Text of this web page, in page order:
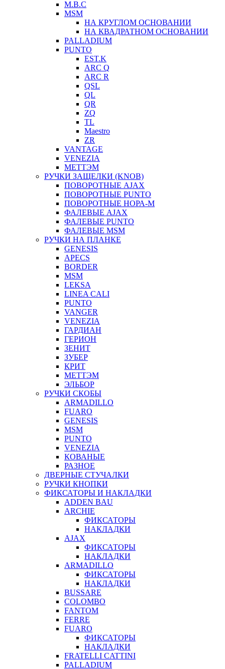
M.B.C
MSM
НА КРУГЛОМ ОСНОВАНИИ
НА КВАДРАТНОМ ОСНОВАНИИ
PALLADIUM
PUNTO
EST.K
ARC Q
ARC R
QSL
QL
QR
ZQ
TL
Maestro
ZR
VANTAGE
VENEZIA
МЕТТЭМ
РУЧКИ ЗАЩЕЛКИ (KNOB)
ПОВОРОТНЫЕ AJAX
ПОВОРОТНЫЕ PUNTO
ПОВОРОТНЫЕ НОРА-М
ФАЛЕВЫЕ AJAX
ФАЛЕВЫЕ PUNTO
ФАЛЕВЫЕ MSM
РУЧКИ НА ПЛАНКЕ
GENESIS
APECS
BORDER
MSM
LEKSA
LINEA CALI
PUNTO
VANGER
VENEZIA
ГАРДИАН
ГЕРИОН
ЗЕНИТ
ЗУБЕР
КРИТ
МЕТТЭМ
ЭЛЬБОР
РУЧКИ СКОБЫ
ARMADILLO
FUARO
GENESIS
MSM
PUNTO
VENEZIA
КОВАНЫЕ
РАЗНОЕ
ДВЕРНЫЕ СТУЧАЛКИ
РУЧКИ КНОПКИ
ФИКСАТОРЫ И НАКЛАДКИ
ADDEN BAU
ARCHIE
ФИКСАТОРЫ
НАКЛАДКИ
AJAX
ФИКСАТОРЫ
НАКЛАДКИ
ARMADILLO
ФИКСАТОРЫ
НАКЛАДКИ
BUSSARE
COLOMBO
FANTOM
FERRE
FUARO
ФИКСАТОРЫ
НАКЛАДКИ
FRATELLI CATTINI
PALLADIUM